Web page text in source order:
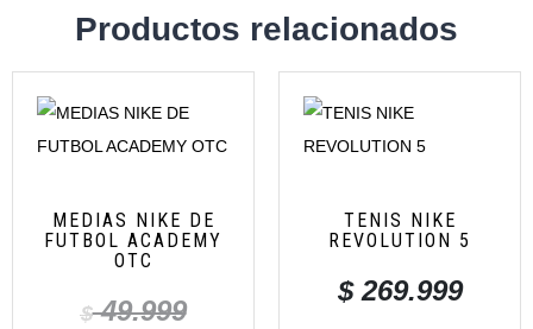
Productos relacionados
MEDIAS NIKE DE
FUTBOL ACADEMY
OTC
$49.999
TENIS NIKE
REVOLUTION 5
$269.999